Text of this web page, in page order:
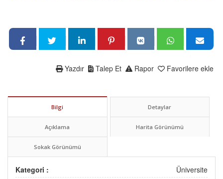
Favorilere ekle
Rapor
Talep Et
Yazdır
Bilgi Detaylar
Açıklama Harita Görünümü
Sokak Görünümü
Kategori :
Üniversite